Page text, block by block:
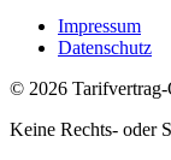
Impressum
Datenschutz
© 2026
Keine Rechts- oder